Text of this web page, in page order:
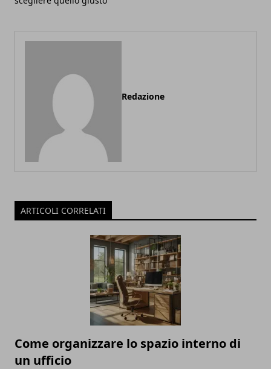
Redazione
ARTICOLI CORRELATI
Come organizzare lo spazio interno di
un ufficio